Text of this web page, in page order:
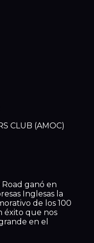
CLUB (AMOC)
Road ganó en
Inglesas la
de los 100
éxito que nos
en el